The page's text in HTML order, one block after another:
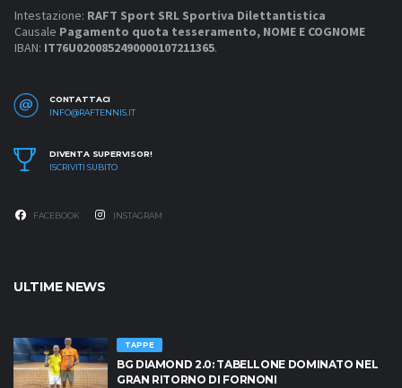
Intestazione: RAFT Sport SRL Sportiva Dilettantistica
Causale Pagamento quota tesseramento, NOME E COGNOME
IBAN: IT76U0200852490000107211365.
CONTATTACI
INFO@RAFTENNIS.IT
DIVENTA SUPERVISOR!
ISCRIVITI SUBITO
FACEBOOK INSTAGRAM
ULTIME NEWS
TAPPE
BG DIAMOND 2.0: TABELLONE DOMINATO NEL
GRAN RITORNO DI FORNONI